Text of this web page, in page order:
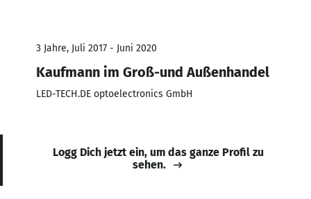
3 Jahre, Juli 2017 - Juni 2020
Kaufmann im Groß-und Außenhandel
LED-TECH.DE optoelectronics GmbH
Logg Dich jetzt ein, um das ganze Profil zu
sehen.